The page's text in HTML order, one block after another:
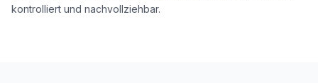
kontrolliert und nachvollziehbar.